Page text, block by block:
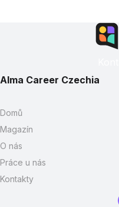
Alma Career Czechia
Domů
Magazín
O nás
Práce u nás
Kontakty